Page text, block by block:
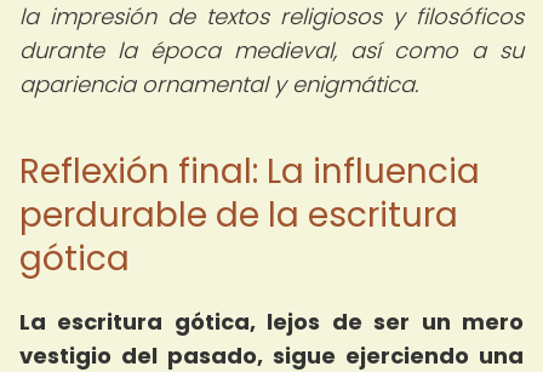
la impresión de textos religiosos y filosóficos
durante la época medieval, así como a su
apariencia ornamental y enigmática.
Reflexión final: La influencia
perdurable de la escritura
gótica
La escritura gótica, lejos de ser un mero
vestigio del pasado, sigue ejerciendo una